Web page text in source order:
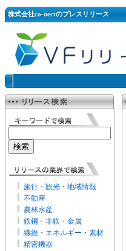
株式会社co-nectのプレスリリース
旅行・観光・地域情報
不動産
農林水産
鉄鋼・非鉄・金属
繊維・エネルギー・素材
精密機器